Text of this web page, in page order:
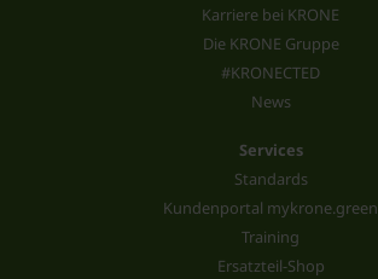
Karriere bei KRONE
Die KRONE Gruppe
#KRONECTED
News
Services
Standards
Kundenportal mykrone.green
Training
Ersatzteil-Shop